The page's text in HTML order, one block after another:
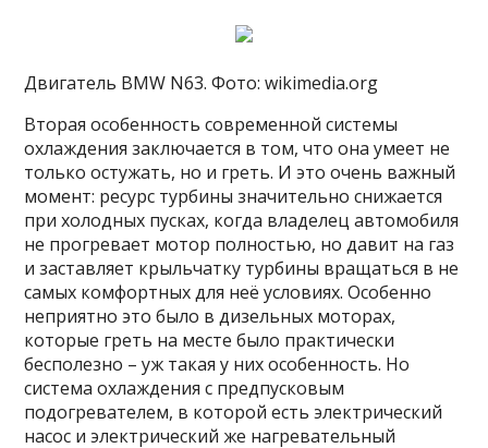
Двигатель BMW N63. Фото: wikimedia.org
Вторая особенность современной системы
охлаждения заключается в том, что она умеет не
только остужать, но и греть. И это очень важный
момент: ресурс турбины значительно снижается
при холодных пусках, когда владелец автомобиля
не прогревает мотор полностью, но давит на газ
и заставляет крыльчатку турбины вращаться в не
самых комфортных для неё условиях. Особенно
неприятно это было в дизельных моторах,
которые греть на месте было практически
бесполезно – уж такая у них особенность. Но
система охлаждения с предпусковым
подогревателем, в которой есть электрический
насос и электрический же нагревательный